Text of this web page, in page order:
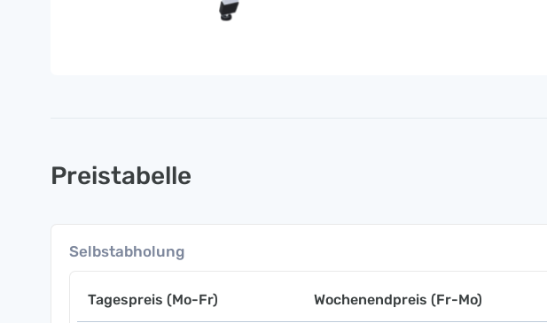
Preistabelle
Selbstabholung
Tagespreis (Mo-Fr) Wochenendpreis (Fr-Mo)